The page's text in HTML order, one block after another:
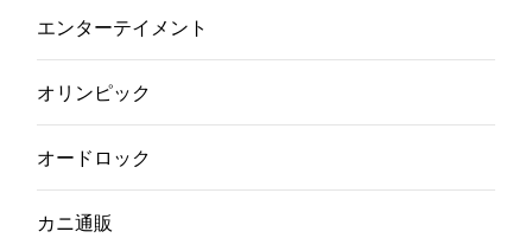
エンターテイメント
オリンピック
オードロック
カニ通販